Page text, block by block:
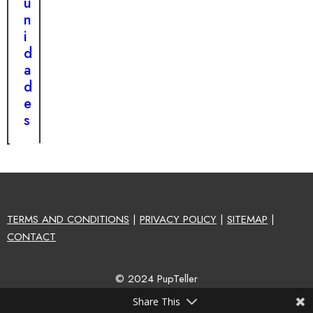
n
i
d
a
d
e
s
TERMS AND CONDITIONS | PRIVACY POLICY | SITEMAP |
CONTACT
© 2024 PupTeller
Share This